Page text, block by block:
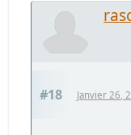
#18 Janvier 26,